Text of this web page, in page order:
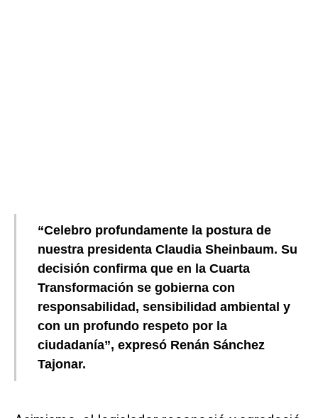
“Celebro profundamente la postura de
nuestra presidenta Claudia Sheinbaum. Su
decisión confirma que en la Cuarta
Transformación se gobierna con
responsabilidad, sensibilidad ambiental y
con un profundo respeto por la
ciudadanía”, expresó Renán Sánchez
Tajonar.